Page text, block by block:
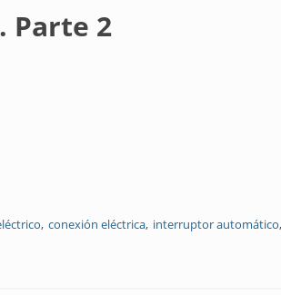
Parte 2
conexión eléctrica interruptor automático